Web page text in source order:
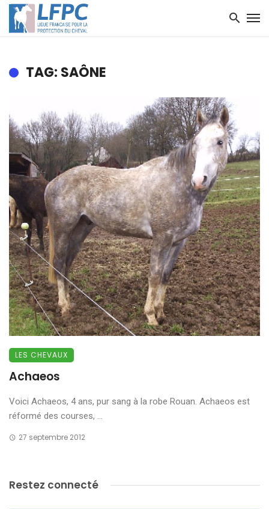
TAG: SAÔNE
LES CHEVAUX
Achaeos
Voici Achaeos, 4 ans, pur sang à la robe Rouan. Achaeos est
réformé des courses, ...
27 septembre 2012
Restez connecté